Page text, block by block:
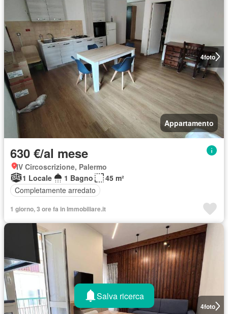
4foto
Appartamento
630 €/al mese
IV Circoscrizione, Palermo
1 Locale
1 Bagno
45 m²
Completamente arredato
1 giorno, 3 ore fa in Immobiliare.it
4foto
Salva ricerca